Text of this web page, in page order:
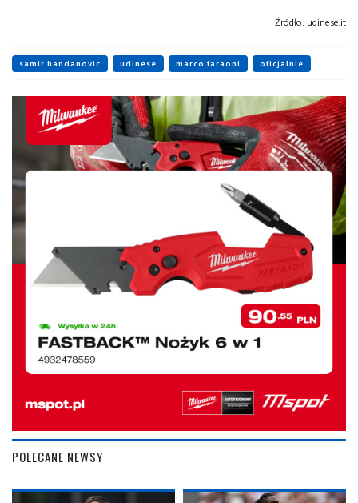
Źródło: udinese.it
samir handanovic udinese marco faraoni oficjalnie
POLECANE NEWSY